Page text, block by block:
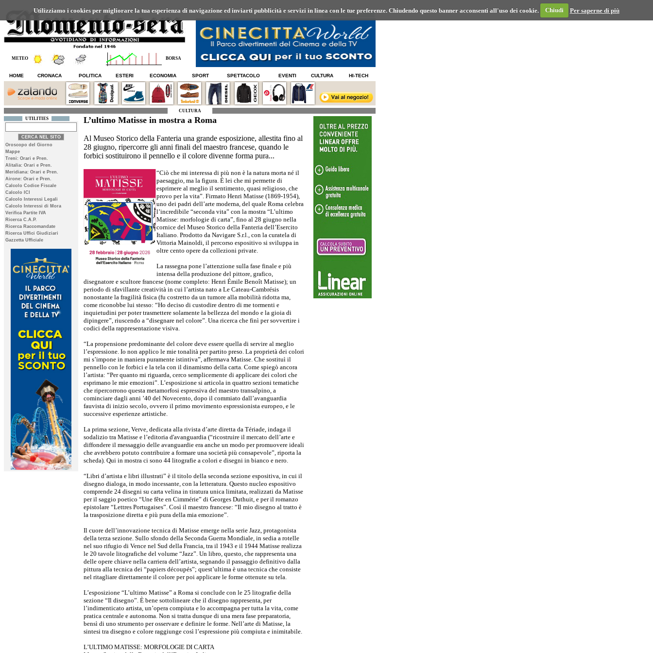
Utilizziamo i cookies per migliorare la tua esperienza di navigazione ed inviarti pubblicità e servizi in linea con le tue preferenze.Chiudendo questo banner acconsenti all'uso dei cookie. Chiudi Per saperne di più
METEO BORSA
07/08/2026 14:44
HOME CRONACA POLITICA ESTERI ECONOMIA SPORT SPETTACOLO EVENTI CULTURA HI-TECH
CULTURA
UTILITIES
Oroscopo del Giorno
Mappe
Treni: Orari e Pren.
Alitalia: Orari e Pren.
Meridiana: Orari e Pren.
Airone: Orari e Pren.
Calcolo Codice Fiscale
Calcolo ICI
Calcolo Interessi Legali
Calcolo Interessi di Mora
Verifica Partite IVA
Ricerca C.A.P.
Ricerca Raccomandate
Ricerca Uffici Giudiziari
Gazzetta Ufficiale
L’ultimo Matisse in mostra a Roma
Al Museo Storico della Fanteria una grande esposizione, allestita fino al
28 giugno, ripercorre gli anni finali del maestro francese, quando le
forbici sostituirono il pennello e il colore divenne forma pura...
“Ciò che mi interessa di più non è la natura morta né il
paesaggio, ma la figura. È lei che mi permette di
esprimere al meglio il sentimento, quasi religioso, che
provo per la vita”. Firmato Henri Matisse (1869-1954),
uno dei padri dell’arte moderna, del quale Roma celebra
l’incredibile “seconda vita” con la mostra “L’ultimo
Matisse: morfologie di carta”, fino al 28 giugno nella
cornice del Museo Storico della Fanteria dell’Esercito
Italiano. Prodotto da Navigare S.r.l., con la curatela di
Vittoria Mainoldi, il percorso espositivo si sviluppa in
oltre cento opere da collezioni private.
La rassegna pone l’attenzione sulla fase finale e più
intensa della produzione del pittore, grafico,
disegnatore e scultore francese (nome completo: Henri Émile Benoît Matisse); un
periodo di sfavillante creatività in cui l’artista nato a Le Cateau-Cambrésis
nonostante la fragilità fisica (fu costretto da un tumore alla mobilità ridotta ma,
come riconobbe lui stesso: “Ho deciso di custodire dentro di me tormenti e
inquietudini per poter trasmettere solamente la bellezza del mondo e la gioia di
dipingere”, riuscendo a “disegnare nel colore”. Una ricerca che finì per sovvertire i
codici della rappresentazione visiva.
“La propensione predominante del colore deve essere quella di servire al meglio
l’espressione. Io non applico le mie tonalità per partito preso. La proprietà dei colori
mi s’impone in maniera puramente istintiva”, affermava Matisse. Che sostituì il
pennello con le forbici e la tela con il dinamismo della carta. Come spiegò ancora
l’artista: “Per quanto mi riguarda, cerco semplicemente di applicare dei colori che
esprimano le mie emozioni”. L’esposizione si articola in quattro sezioni tematiche
che ripercorrono questa metamorfosi espressiva del maestro transalpino, a
cominciare dagli anni ’40 del Novecento, dopo il commiato dall’avanguardia
fauvista di inizio secolo, ovvero il primo movimento espressionista europeo, e le
successive esperienze artistiche.
La prima sezione, Verve, dedicata alla rivista d’arte diretta da Tériade, indaga il
sodalizio tra Matisse e l’editoria d'avanguardia (“ricostruire il mercato dell’arte e
diffondere il messaggio delle avanguardie era anche un modo per promuovere ideali
che avrebbero potuto contribuire a formare una società più consapevole”, riporta la
scheda). Qui in mostra ci sono 44 litografie a colori e disegni in bianco e nero.
“Libri d’artista e libri illustrati” è il titolo della seconda sezione espositiva, in cui il
disegno dialoga, in modo incessante, con la letteratura. Questo nucleo espositivo
comprende 24 disegni su carta velina in tiratura unica limitata, realizzati da Matisse
per il saggio poetico “Une fête en Cimmérie” di Georges Duthuit, e per il romanzo
epistolare “Lettres Portugaises”. Così il maestro francese: “Il mio disegno al tratto è
la trasposizione diretta e più pura della mia emozione”.
Il cuore dell’innovazione tecnica di Matisse emerge nella serie Jazz, protagonista
della terza sezione. Sullo sfondo della Seconda Guerra Mondiale, in sedia a rotelle
nel suo rifugio di Vence nel Sud della Francia, tra il 1943 e il 1944 Matisse realizza
le 20 tavole litografiche del volume “Jazz”. Un libro, questo, che rappresenta una
delle opere chiave nella carriera dell’artista, segnando il passaggio definitivo dalla
pittura alla tecnica dei “papiers découpés”; quest’ultima è una tecnica che consiste
nel ritagliare direttamente il colore per poi applicare le forme ottenute su tela.
L’esposizione “L’ultimo Matisse” a Roma si conclude con le 25 litografie della
sezione “Il disegno”. È bene sottolineare che il disegno rappresenta, per
l’indimenticato artista, un’opera compiuta e lo accompagna per tutta la vita, come
pratica centrale e autonoma. Non si tratta dunque di una mera fase preparatoria,
bensì di uno strumento per osservare e definire le forme. Nell’arte di Matisse, la
sintesi tra disegno e colore raggiunge così l’espressione più compiuta e inimitabile.
L’ULTIMO MATISSE: MORFOLOGIE DI CARTA